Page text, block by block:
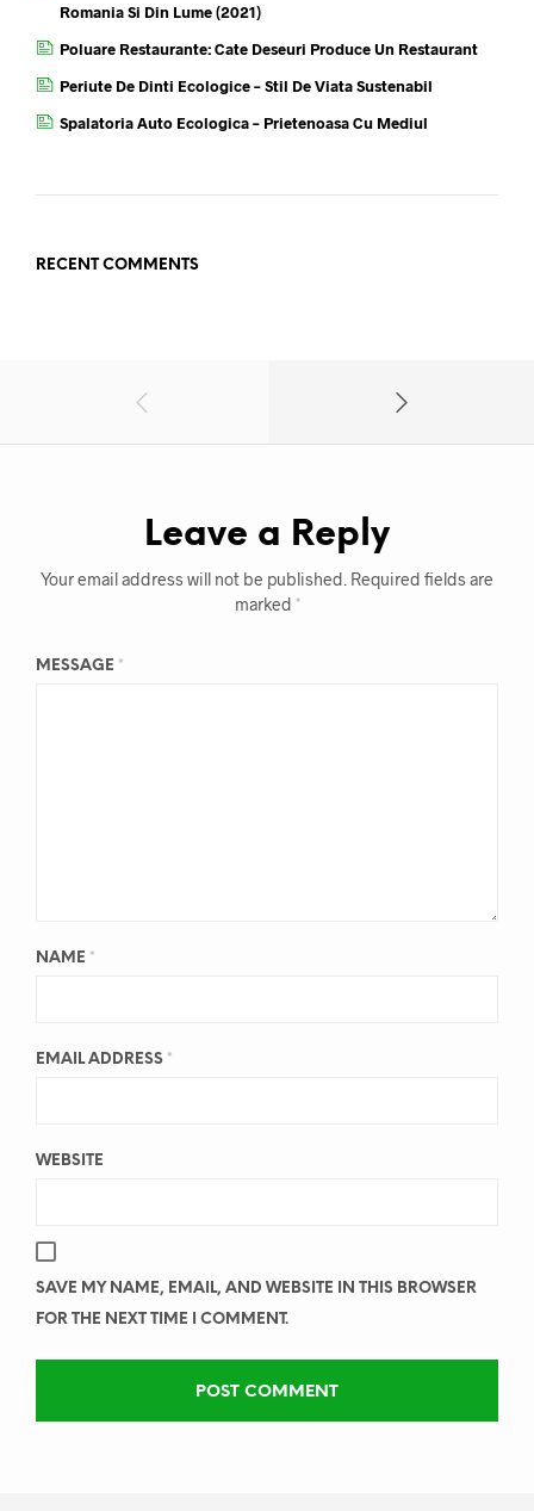
Romania Si Din Lume (2021)
Poluare Restaurante: Cate Deseuri Produce Un Restaurant
Periute De Dinti Ecologice – Stil De Viata Sustenabil
Spalatoria Auto Ecologica – Prietenoasa Cu Mediul
RECENT COMMENTS
Leave a Reply
Your email address will not be published. Required fields are
marked *
MESSAGE *
NAME *
EMAIL ADDRESS *
WEBSITE
SAVE MY NAME, EMAIL, AND WEBSITE IN THIS BROWSER
FOR THE NEXT TIME I COMMENT.